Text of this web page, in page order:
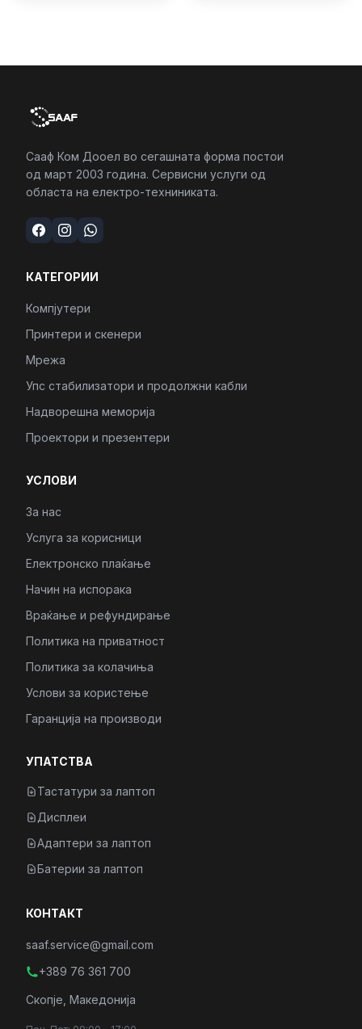
Сааф Ком Дооел во сегашната форма постои
од март 2003 година. Сервисни услуги од
областа на електро-техниниката.
КАТЕГОРИИ
Компјутери
Принтери и скенери
Мрежа
Упс стабилизатори и продолжни кабли
Надворешна меморија
Проектори и презентери
УСЛОВИ
За нас
Услуга за корисници
Електронско плаќање
Начин на испорака
Враќање и рефундирање
Политика на приватност
Политика за колачиња
Услови за користење
Гаранција на производи
УПАТСТВА
Тастатури за лаптоп
Дисплеи
Адаптери за лаптоп
Батерии за лаптоп
КОНТАКТ
saaf.service@gmail.com
+389 76 361 700
Скопје, Македонија